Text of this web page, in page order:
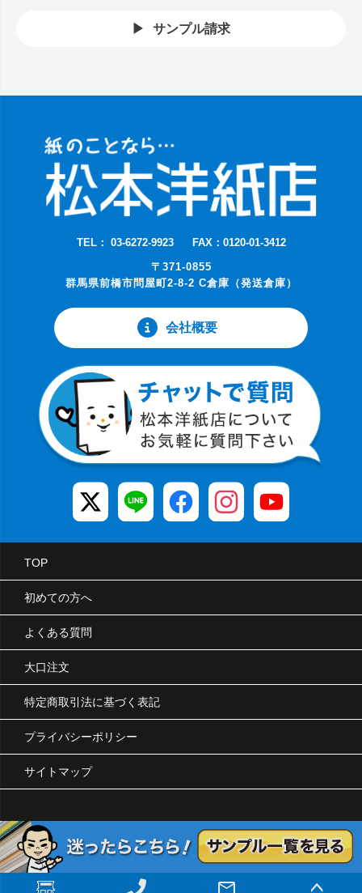
サンプル請求
TEL： 03-6272-9923
FAX：0120-01-3412
〒371-0855
群馬県前橋市問屋町2-8-2 C倉庫（発送倉庫）
会社概要
TOP
初めての方へ
よくある質問
大口注文
特定商取引法に基づく表記
プライバシーポリシー
サイトマップ